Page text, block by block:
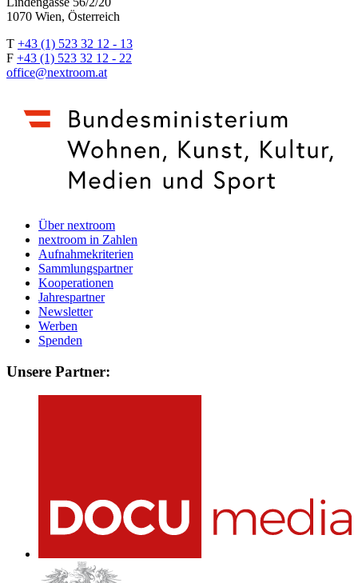
1070 Wien, Österreich
T +43 (1) 523 32 12 - 13
F +43 (1) 523 32 12 - 22
office@nextroom.at
Über nextroom
nextroom in Zahlen
Aufnahmekriterien
Sammlungspartner
Kooperationen
Jahrespartner
Newsletter
Werben
Spenden
Unsere Partner: